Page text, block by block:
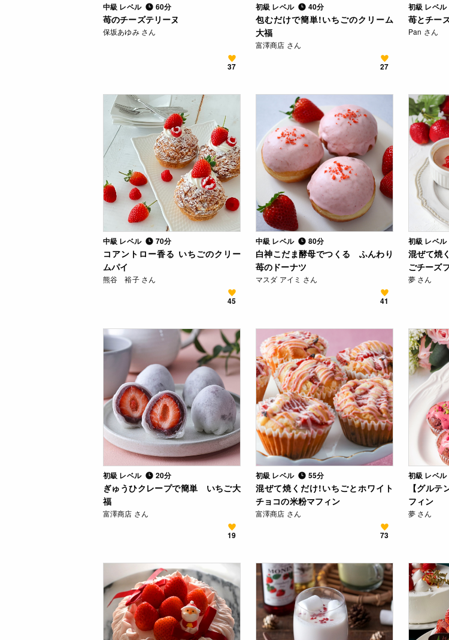
中級 レベル 60分
苺のチーズテリーヌ
保坂あゆみ さん
37
初級 レベル 40分
包むだけで簡単!いちごのクリーム
大福
富澤商店 さん
27
初級 レベル
苺とチー
Pan さん
中級 レベル 70分
コアントロー香る いちごのクリー
ムパイ
熊谷 裕子 さん
45
中級 レベル 80分
白神こだま酵母でつくる ふんわり
苺のドーナツ
マスダ アイミ さん
41
初級 レベル
混ぜて焼
ごチーズ
夢 さん
初級 レベル 20分
ぎゅうひクレープで簡単 いちご大
福
富澤商店 さん
19
初級 レベル 55分
混ぜて焼くだけ!いちごとホワイト
チョコの米粉マフィン
富澤商店 さん
73
初級 レベル
【グルテ
フィン
夢 さん